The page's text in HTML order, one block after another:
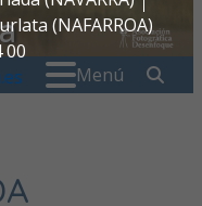
(NAFARROA)
00
Menú